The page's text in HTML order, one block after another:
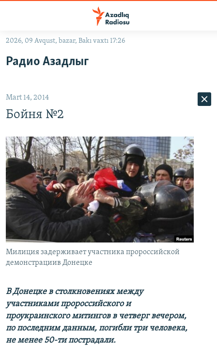
Əsas
qayıt
qayıt
Axtarışa
#İZAHLA
QANUNI DOĞRU
ARAŞDIRMA
MULTIMEDIA
VIDEO
FOTOQALEREYA
İNFOQRAFIKA
KARIKATURA
RADIO ARXIV
AZƏRBAYCAN ƏDƏBIYYATI KITABXANASI
İSLAM VƏ DEMOKRATIYA
İZ - MƏDƏNIYYƏT PROQRAMI
HAQQIMIZDA
MISSIYAMIZ
PEŞƏ ETIKASI VƏ JURNALISTIKA STANDARTLARIMIZ
MATERIALLARIMIZDAN ISTIFADƏ
BIZIMLƏ ƏLAQƏ
XƏBƏR BÜLLETENLƏRIMIZ
BIZI IZLƏ
2026, 09 Avqust, bazar, Bakı vaxtı 17:26
Радио Азадлыг
Mart 14, 2014
Бойня №2
Милиция задерживает участника пророссийской
демонстрациив Донецке
В Донецке в столкновениях между
участниками пророссийского и
проукраинского митингов в четверг вечером,
по последним данным, погибли три человека,
не менее 50-ти пострадали.